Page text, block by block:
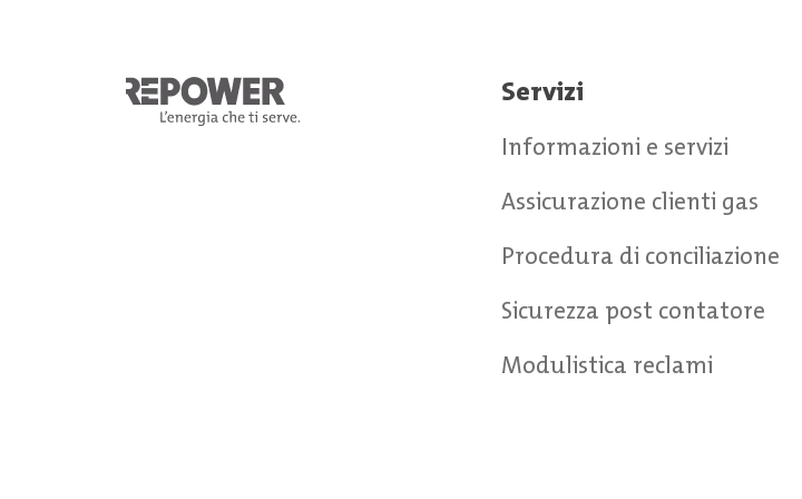
Servizi
Informazioni e servizi
Assicurazione clienti gas
Procedura di conciliazione
Sicurezza post contatore
Modulistica reclami